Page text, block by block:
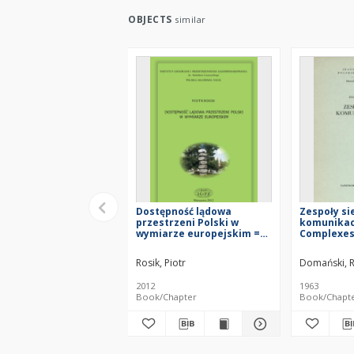
OBJECTS similar
Dostępność lądowa
przestrzeni Polski w
wymiarze europejskim =
the space of Poland in the
European dimension
Rosik, Piotr
2012
Book/Chapter
Zespoły
Domański,
1963
Book/